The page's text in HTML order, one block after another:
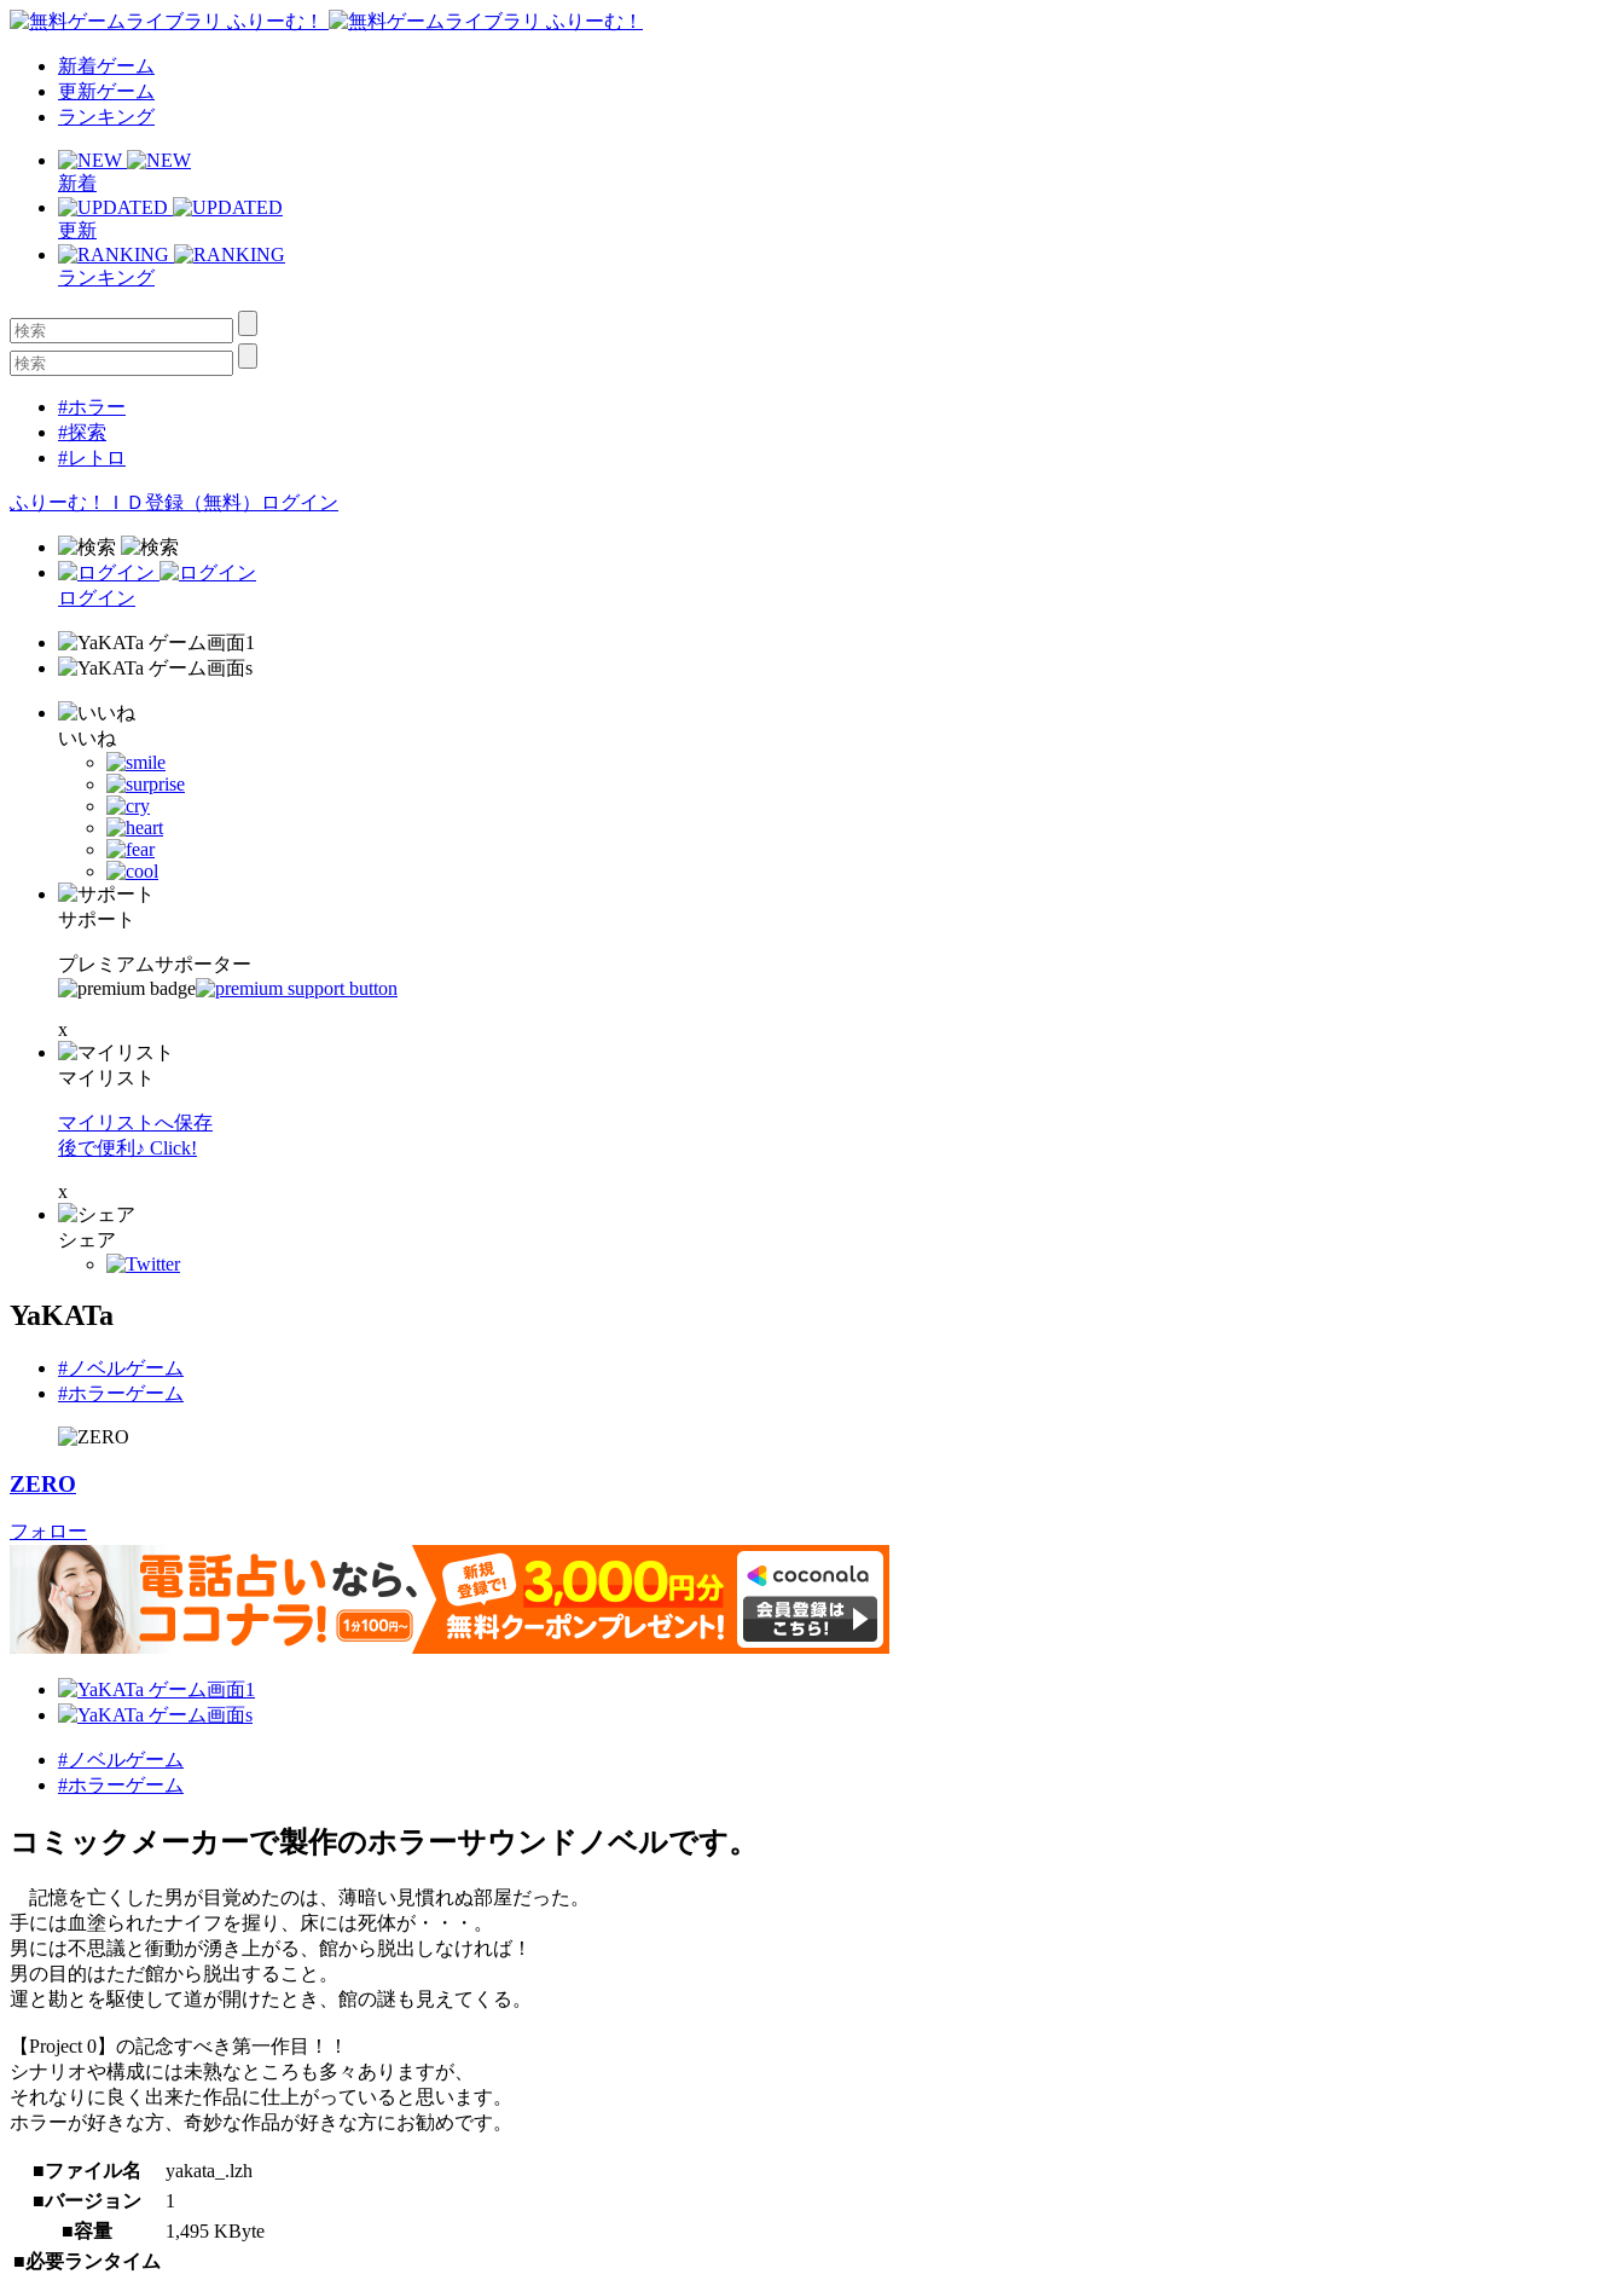
新着ゲーム
更新ゲーム
ランキング
新着
更新
ランキング
#ホラー
#探索
#レトロ
ふりーむ！ＩＤ登録（無料） ログイン
ログイン
いいね
サポート
プレミアムサポーター
x
マイリスト
マイリストへ保存
後で便利♪ Click!
x
シェア
YaKATa
#ノベルゲーム
#ホラーゲーム
ZERO
フォロー
#ノベルゲーム
#ホラーゲーム
コミックメーカーで製作のホラーサウンドノベルです。
記憶を亡くした男が目覚めたのは、薄暗い見慣れぬ部屋だった。
手には血塗られたナイフを握り、床には死体が・・・。
男には不思議と衝動が湧き上がる、館から脱出しなければ！
男の目的はただ館から脱出すること。
運と勘とを駆使して道が開けたとき、館の謎も見えてくる。
【Project 0】の記念すべき第一作目！！
シナリオや構成には未熟なところも多々ありますが、
それなりに良く出来た作品に仕上がっていると思います。
ホラーが好きな方、奇妙な作品が好きな方にお勧めです。
■ファイル名
yakata_.lzh
■バージョン
1
■容量
1,495 KByte
■必要ランタイム